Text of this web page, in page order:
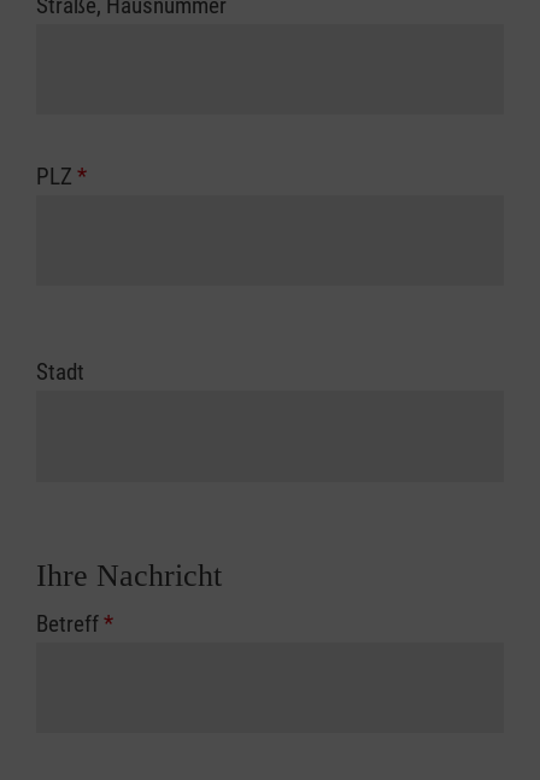
PLZ *
Stadt
Ihre Nachricht
Betreff*